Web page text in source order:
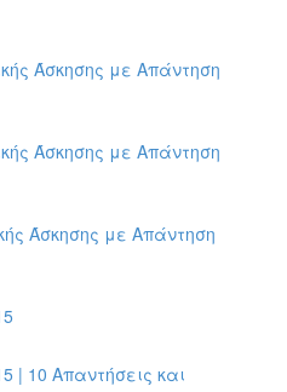
Άσκησης με Απάντηση
Άσκησης με Απάντηση
Άσκησης με Απάντηση
| 10 Απαντήσεις και